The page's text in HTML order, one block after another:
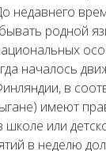
родной
началось
в
имеют
или
в неделю